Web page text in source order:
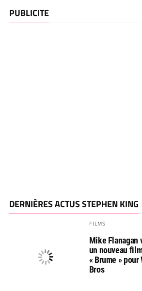
PUBLICITE
DERNIÈRES ACTUS STEPHEN KING
FILMS
Mike Flanagan
un nouveau
« Brume » pour
Bros